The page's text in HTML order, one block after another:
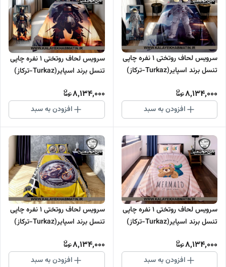
سرویس لحاف روتختی 1 نفره چاپی
تنسل برند اسپایر(Turkaz-ترکاز)
8,134,000
افزودن به سبد
سرویس لحاف روتختی 1 نفره چاپی
تنسل برند اسپایر(Turkaz-ترکاز)
8,134,000
افزودن به سبد
سرویس لحاف روتختی 1 نفره چاپی
تنسل برند اسپایر(Turkaz-ترکاز)
8,134,000
افزودن به سبد
سرویس لحاف روتختی 1 نفره چاپی
تنسل برند اسپایر(Turkaz-ترکاز)
8,134,000
افزودن به سبد